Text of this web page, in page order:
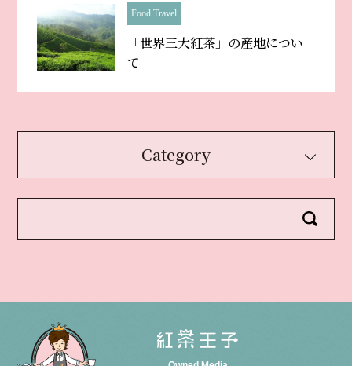
Food Travel
「世界三大紅茶」の産地につい
て
Category